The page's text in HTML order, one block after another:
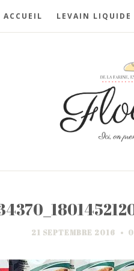
ACCUEIL LEVAIN LIQUIDE
21 SEPTEMBRE 2016